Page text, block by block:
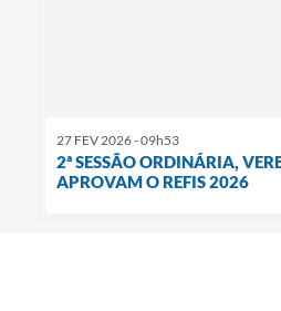
27 FEV 2026 - 09h53
2ª SESSÃO ORDINÁRIA,
APROVAM O REFIS 2026